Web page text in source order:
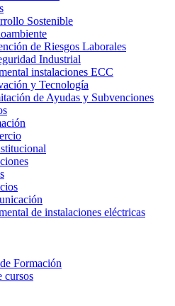
Sostenible
de Riesgos Laborales
Industrial
instalaciones ECC
y Tecnología
de Ayudas y Subvenciones
de instalaciones eléctricas
Formación
cursos